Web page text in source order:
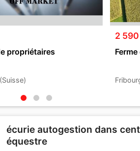
propriétaires
2
écurie autogestion dans
équestre